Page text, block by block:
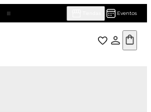
¡HASTA 10 CUOTAS SIN INTERÉS! Eventos